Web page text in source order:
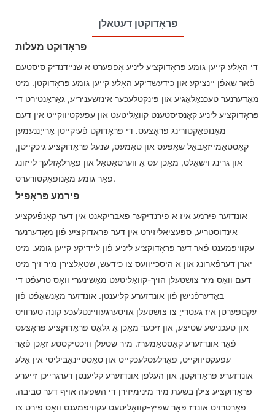
פּראָדוקטן דעטאַלן
פּראָדוקט מעלות
די האָלע קייַען גומע פּראָדוקציע ליניע אָפפערט אַ שניידנדיק סיסטעם
פֿאַר שאַפֿן יינציקע און כידעשדיקע האָלע קייַען גומע פּראָדוקטן. מיט
מאָדערנער טעכנאָלאָגיע און פּינקטלעכער אינזשעניריע, גאַראַנטירט די
פּראָדוקציע ליניע קאָנסיסטענט קוואַליטעט און עפעקטיווקייט אין דעם
מאַנופאַקטורינג פּראָצעס. די פּראָדוקט פֿעיִקייטן אַרייַננעמען
קאַסטאַמייזאַבאַל שאַפּעס און טאַמעס, שנעל פּראָדוקציע גיכקייטן,
און גרינג וישאַלט, מאַכן עס אַ ווערסאַטאַל און פאַרלאָזלעך לייזונג
פֿאַר גומע מאַנופאַקטורערס.
פירמע פּראָפיל
אונדזער פירמע איז אַ פירנדיקער פאַבריקאַנט אין דער קאָנפֿעקציע
אינדוסטריע, ספּעציאַליזירט אין דער פּראָדוקציע פֿון מאָדערנער
עקוויפּמענט פֿאַר דער פּראָדוקציע ליניע פֿון ליידיקע קייַען גומע. מיט
יאָרן דערפֿאַרונג און אַ היסכייַוועס צו כידעש, שטאָלצירן מיר זיך מיט
דעם וואָס מיר צושטעלן הויך-קוואַליטעט מאַשינערי וואָס טרעפֿט די
באַדערפֿנישן פֿון אונדזערע קליענטן. אונדזער מאַנשאַפֿט פֿון
עקספּערטן איז געטרייַ צו צושטעלן אויסערגעוויינטלעכע קונה סערוויס
און טעכנישע שטיצע, און זיכער מאַכן אַ גלאַט פּראָדוקציע פּראָצעס
פֿאַר אונדזערע קאַסטאַמערז. מיר שטעלן וויכטיקסטע זאַכן פֿאַר
עפֿעקטיווקייט, פֿאַרלעסלעכקייט און סאַסטיינאַביליטי אין אַלע
אונדזערע פּראָדוקטן, און העלפֿן אונדזערע קליענטן דערגרייכן זייערע
פּראָדוקציע צילן בשעת מיר מינימיזירן די השפּעה אויף דער סביבה.
פֿאַרטרויט אונדז פֿאַר שפּיץ-קוואַליטעט עקוויפּמענט וואָס פֿירט צו